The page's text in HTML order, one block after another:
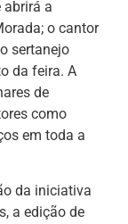
abrirá a
o cantor
sertanejo
da feira. A
de
como
em toda a
da iniciativa
a edição de